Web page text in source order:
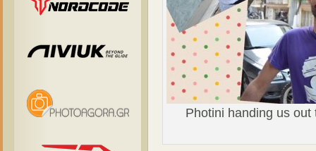
Photini handing us